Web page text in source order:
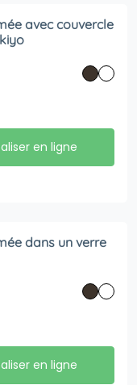
avec couvercle
en ligne
dans un verre
en ligne